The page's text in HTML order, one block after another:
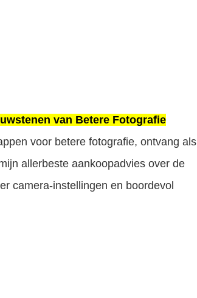
van Betere Fotografie
voor betere fotografie, ontvang als
allerbeste aankoopadvies over de
camera-instellingen en boordevol